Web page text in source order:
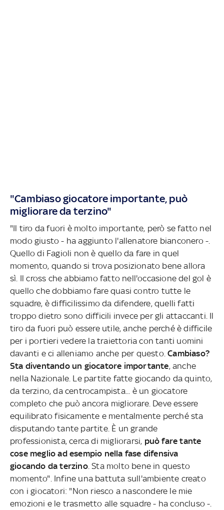
"Cambiaso giocatore importante, può
migliorare da terzino"
"Il tiro da fuori è molto importante, però se fatto nel
modo giusto - ha aggiunto l'allenatore bianconero -.
Quello di Fagioli non è quello da fare in quel
momento, quando si trova posizionato bene allora
sì. Il cross che abbiamo fatto nell'occasione del gol è
quello che dobbiamo fare quasi contro tutte le
squadre, è difficilissimo da difendere, quelli fatti
troppo dietro sono difficili invece per gli attaccanti. Il
tiro da fuori può essere utile, anche perché è difficile
per i portieri vedere la traiettoria con tanti uomini
davanti e ci alleniamo anche per questo.Cambiaso?
Sta diventando un giocatore importante, anche
nella Nazionale. Le partite fatte giocando da quinto,
da terzino, da centrocampista... è un giocatore
completo che può ancora migliorare. Deve essere
equilibrato fisicamente e mentalmente perché sta
disputando tante partite. È un grande
professionista, cerca di migliorarsi, può fare tante
cose meglio ad esempio nella fase difensiva
giocando da terzino. Sta molto bene in questo
momento". Infine una battuta sull'ambiente creato
con i giocatori: "Non riesco a nascondere le mie
emozioni e le trasmetto alle squadre - ha concluso -.